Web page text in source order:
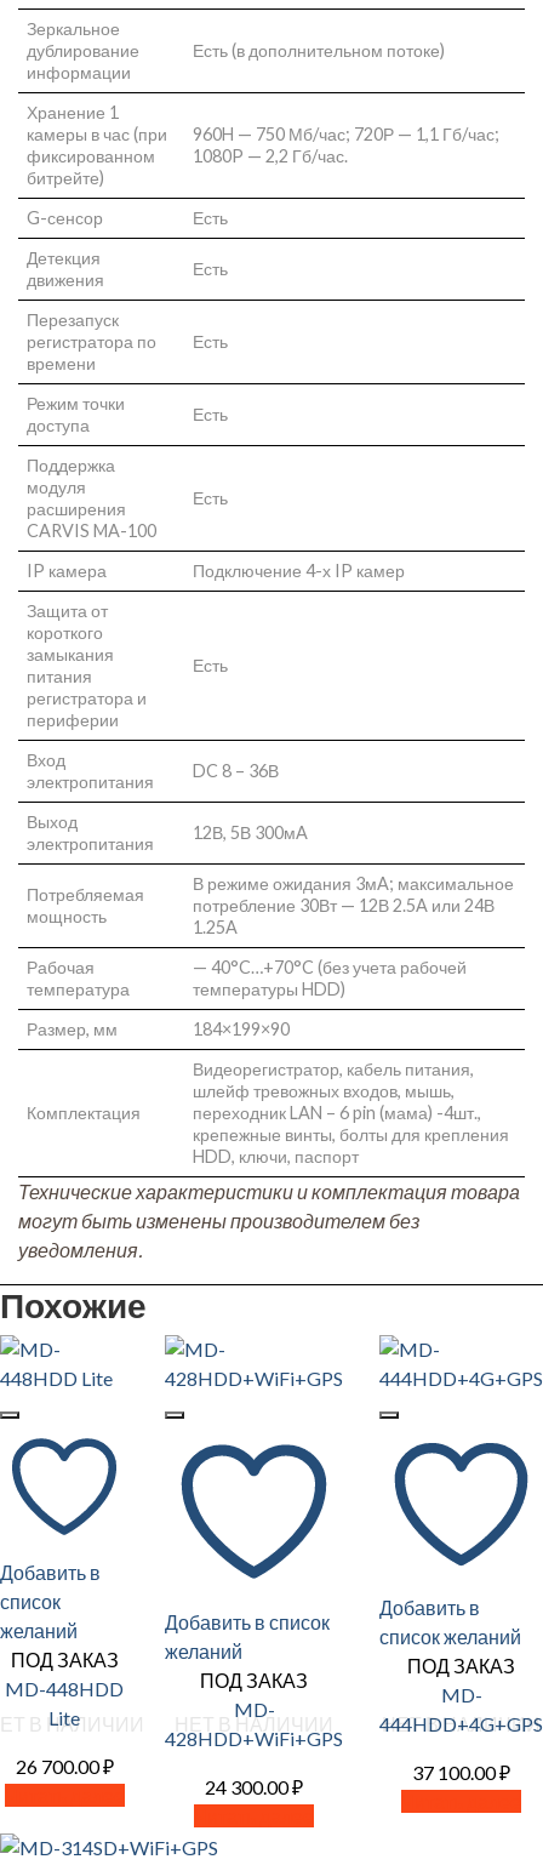
Зеркальное
дублирование
информации
Есть (в дополнительном потоке)
Хранение 1
камеры в час (при
фиксированном
битрейте)
960H — 750 Мб/час; 720Р — 1,1 Гб/час;
1080P — 2,2 Гб/час.
G-сенсор
Есть
Детекция
движения
Есть
Перезапуск
регистратора по
времени
Есть
Режим точки
доступа
Есть
Поддержка
модуля
расширения
CARVIS MA-100
Есть
IP камера
Подключение 4-х IP камер
Защита от
короткого
замыкания
питания
регистратора и
периферии
Есть
Вход
электропитания
DC 8 – 36В
Выход
электропитания
12В, 5В 300мA
Потребляемая
мощность
В режиме ожидания 3мA; максимальное
потребление 30Вт — 12В 2.5A или 24В
1.25A
Рабочая
температура
— 40°C…+70°C (без учета рабочей
температуры HDD)
Размер, мм
184×199×90
Комплектация
Видеорегистратор, кабель питания,
шлейф тревожных входов, мышь,
переходник LAN – 6 pin (мама) -4шт.,
крепежные винты, болты для крепления
HDD, ключи, паспорт
Технические характеристики и комплектация товара
могут быть изменены производителем без
уведомления.
Похожие
Добавить в
список
желаний
В НАЛИЧИИ
ПОД ЗАКАЗ
MD-448HDD
Lite
26 700.00₽
Добавить в список
желаний
НЕТ В НАЛИЧИИ
ПОД ЗАКАЗ
MD-
428HDD+WiFi+GPS
24 300.00₽
Добавить в
список желаний
НЕТ В НАЛИЧИИ
ПОД ЗАКАЗ
MD-
444HDD+4G+GPS
37 100.00₽